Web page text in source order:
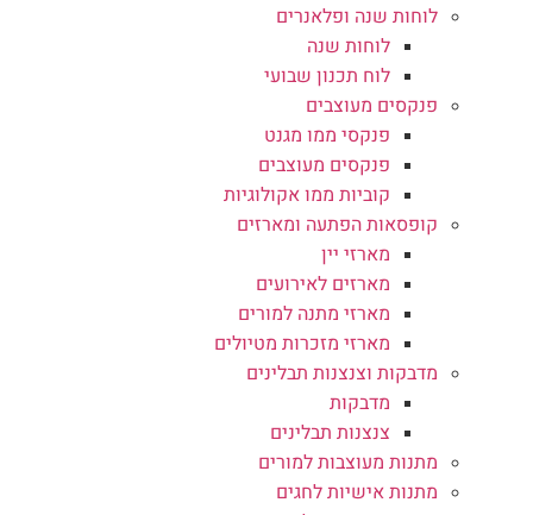
לוחות שנה ופלאנרים
לוחות שנה
לוח תכנון שבועי
פנקסים מעוצבים
פנקסי ממו מגנט
פנקסים מעוצבים
קוביות ממו אקולוגיות
קופסאות הפתעה ומארזים
מארזי יין
מארזים לאירועים
מארזי מתנה למורים
מארזי מזכרות מטיולים
מדבקות וצנצנות תבלינים
מדבקות
צנצנות תבלינים
מתנות מעוצבות למורים
מתנות אישיות לחגים